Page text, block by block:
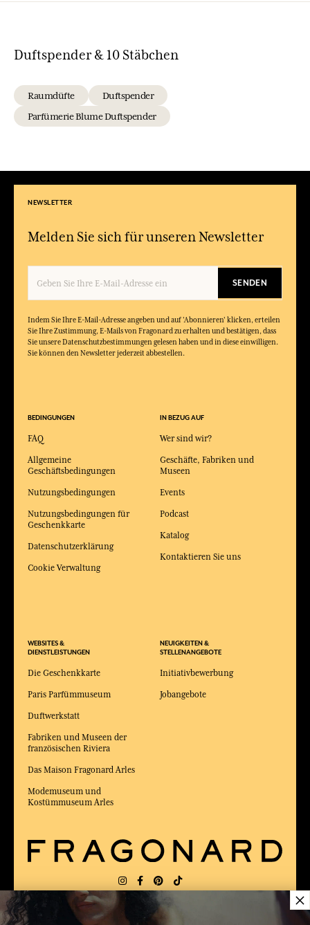
Duftspender & 10 Stäbchen
Raumdüfte
Duftspender
Parfümerie Blume Duftspender
NEWSLETTER
Melden Sie sich für unseren Newsletter
SENDEN
Indem Sie Ihre E-Mail-Adresse angeben und auf 'Abonnieren' klicken, erteilen
Sie Ihre Zustimmung, E-Mails von Fragonard zu erhalten und bestätigen, dass
Sie unsere Datenschutzbestimmungen gelesen haben und in diese einwilligen.
Sie können den Newsletter jederzeit abbestellen.
BEDINGUNGEN
FAQ
Allgemeine
Geschäftsbedingungen
Nutzungsbedingungen
Nutzungsbedingungen für
Geschenkkarte
Datenschutzerklärung
Cookie Verwaltung
WEBSITES &
DIENSTLEISTUNGEN
Die Geschenkkarte
Paris Parfümmuseum
Duftwerkstatt
Fabriken und Museen der
französischen Riviera
Das Maison Fragonard Arles
Modemuseum und
Kostümmuseum Arles
IN BEZUG AUF
Wer sind wir?
Geschäfte, Fabriken und
Museen
Events
Podcast
Katalog
Kontaktieren Sie uns
NEUIGKEITEN &
STELLENANGEBOTE
Initiativbewerbung
Jobangebote
LIEFERUNG: FR
×